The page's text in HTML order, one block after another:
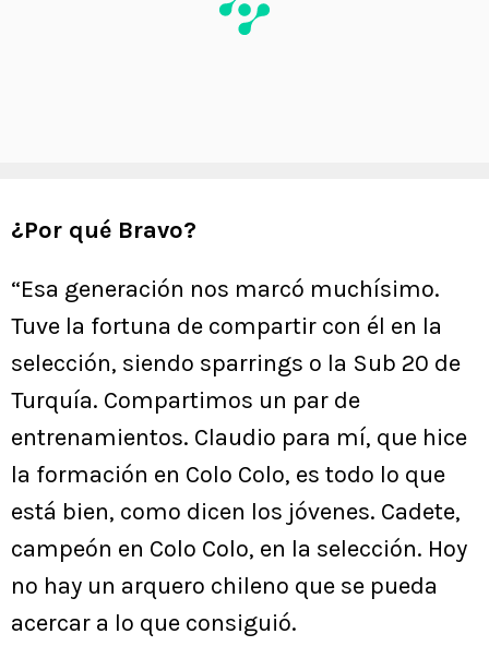
¿Por qué Bravo?
“Esa generación nos marcó muchísimo.
Tuve la fortuna de compartir con él en la
selección, siendo sparrings o la Sub 20 de
Turquía. Compartimos un par de
entrenamientos. Claudio para mí, que hice
la formación en Colo Colo, es todo lo que
está bien, como dicen los jóvenes. Cadete,
campeón en Colo Colo, en la selección. Hoy
no hay un arquero chileno que se pueda
acercar a lo que consiguió.